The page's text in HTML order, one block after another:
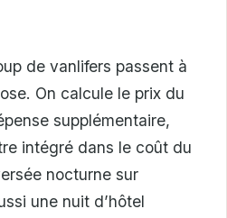
de vanlifers passent à
On calcule le prix du
supplémentaire,
intégré dans le coût du
nocturne sur
une nuit d’hôtel